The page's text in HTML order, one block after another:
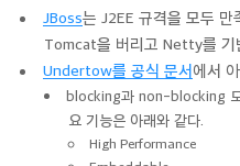
JBoss는 J2EE 규격을 모두
Tomcat을 버리고 Netty를
Undertow를 공식 문서에서
blocking과 non-blocking 모
요 기능은 아래와 같다.
High Performance